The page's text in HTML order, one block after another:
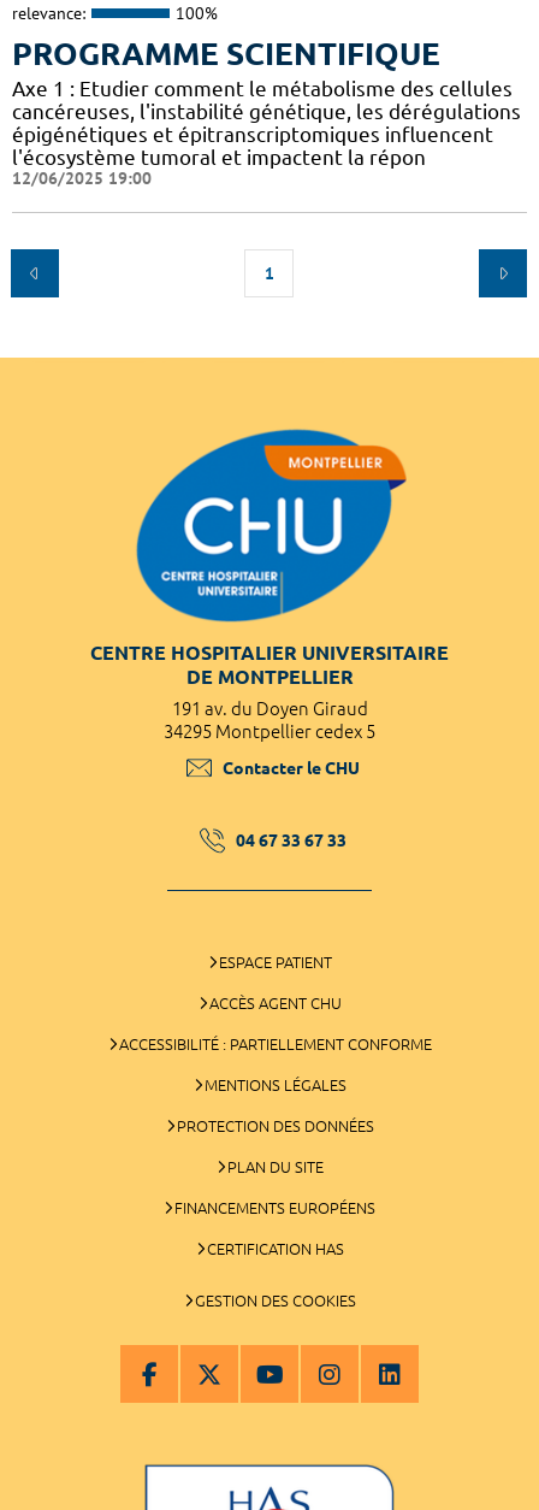
relevance: 100%
PROGRAMME SCIENTIFIQUE
Axe 1 : Etudier comment le métabolisme des cellules
cancéreuses, l'instabilité génétique, les dérégulations
épigénétiques et épitranscriptomiques influencent
l'écosystème tumoral et impactent la répon
12/06/2025 19:00
1
CENTRE HOSPITALIER UNIVERSITAIRE
DE MONTPELLIER
191 av. du Doyen Giraud
34295 Montpellier cedex 5
Contacter le CHU
04 67 33 67 33
ESPACE PATIENT
ACCÈS AGENT CHU
ACCESSIBILITÉ : PARTIELLEMENT CONFORME
MENTIONS LÉGALES
PROTECTION DES DONNÉES
PLAN DU SITE
FINANCEMENTS EUROPÉENS
CERTIFICATION HAS
GESTION DES COOKIES